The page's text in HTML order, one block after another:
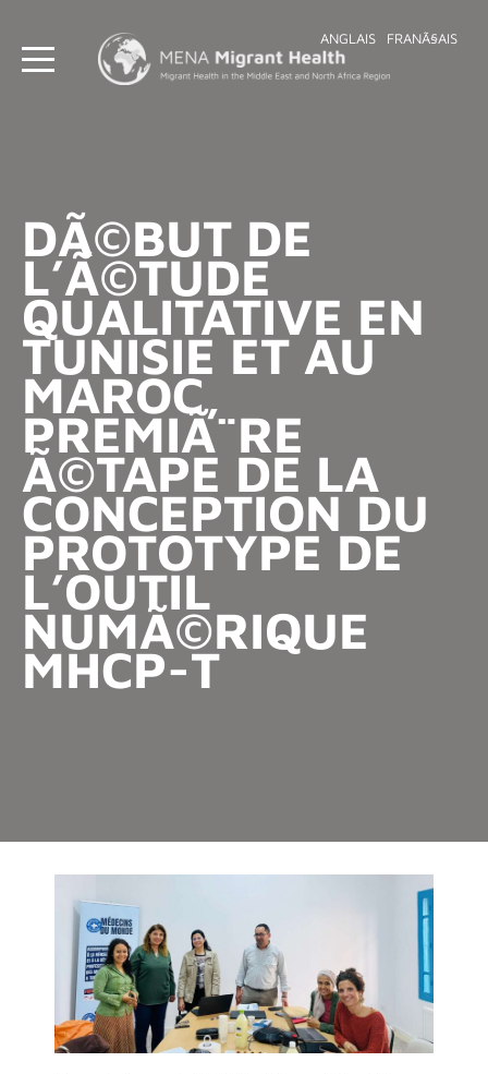
ANGLAIS FRANÃ§AIS
DÃ©BUT DE
L’Ã©TUDE
QUALITATIVE EN
TUNISIE ET AU
MAROC,
PREMIÃ¨RE
Ã©TAPE DE LA
CONCEPTION DU
PROTOTYPE DE
L’OUTIL
NUMÃ©RIQUE
MHCP-T